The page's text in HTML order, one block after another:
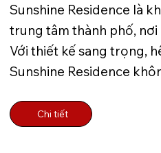
Sunshine Residence là
trung tâm thành phố, nơi
Với thiết kế sang trọng,
Sunshine Residence
Chi tiết